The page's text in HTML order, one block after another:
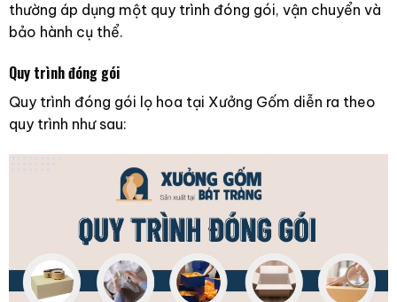
thường áp dụng một quy trình đóng gói, vận chuyển và
bảo hành cụ thể.
Quy trình đóng gói
Quy trình đóng gói lọ hoa tại Xưởng Gốm diễn ra theo
quy trình như sau: